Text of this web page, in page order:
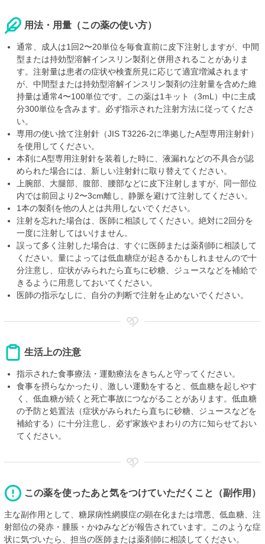
用法・用量（この薬の使い方）
通常、成人は1回2〜20単位を毎食直前に皮下注射しますが、中間
型または持効型溶解インスリン製剤と併用されることがありま
す。注射量は患者の症状や検査所見に応じて適宜増減されます
が、中間型または持効型溶解インスリン製剤の注射量を含めた維
持量は通常4〜100単位です。この薬は1キット（3mL）中に主成
分300単位を含みます。必ず指示された注射方法に従ってくださ
い。
専用の使い捨て注射針（JIS T3226-2に準拠したA型専用注射針）
を使用してください。
本剤にA型専用注射針を装着した時に、液漏れなどの不具合が認
められた場合には、新しい注射針に取り替えてください。
上腕部、大腿部、腹部、腰部などに皮下注射しますが、同一部位
内では前回より2〜3cm離し、静脈を避けて注射してください。
1本の製剤を他の人とは共用しないでください。
注射を忘れた場合は、医師に相談してください。絶対に2回分を
一度に注射してはいけません。
誤って多く注射した場合は、すぐに医師または薬剤師に相談して
ください。量によっては低血糖症が起きるかもしれませんので十
分注意し、症状がみられたら直ちに砂糖、ジュースなどを補給で
きるように用意しておいてください。
医師の指示なしに、自分の判断で注射を止めないでください。
生活上の注意
指示された食事療法・運動療法をきちんと守ってください。
食事を摂らなかったり、激しい運動をすると、低血糖を起しやす
く、低血糖が続くと死亡事故につながることがあります。低血糖
の予防と処置法（症状がみられたら直ちに砂糖、ジュースなどを
補給する）に十分注意し、必ず家族やまわりの方に知らせておい
てください。
この薬を使ったあと気をつけていただくこと（副作用）
主な副作用として、糖尿病性網膜症の顕在化または増悪、低血糖、注
射部位の発赤・腫脹・かゆみなどが報告されています。このような症
状に気づいたら、担当の医師または薬剤師に相談してください。